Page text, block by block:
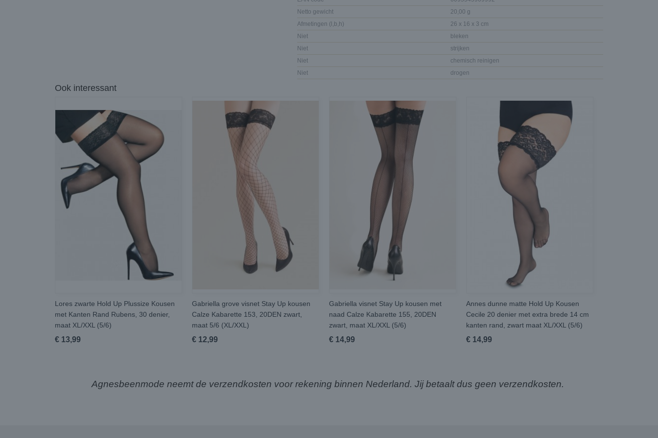
Netto gewicht
20,00 g
Afmetingen (l,b,h)
26 x 16 x 3 cm
Niet
bleken
Niet
strijken
Niet
chemisch reinigen
Niet
drogen
Ook interessant
Lores zwarte Hold Up Plussize Kousen
met Kanten Rand Rubens, 30 denier,
maat XL/XXL (5/6)
€ 13,99
Gabriella grove visnet Stay Up kousen
Calze Kabarette 153, 20DEN zwart,
maat 5/6 (XL/XXL)
€ 12,99
Gabriella visnet Stay Up kousen met
naad Calze Kabarette 155, 20DEN
zwart, maat XL/XXL (5/6)
€ 14,99
Annes dunne matte Hold Up Kousen
Cecile 20 denier met extra brede 14 cm
kanten rand, zwart maat XL/XXL (5/6)
€ 14,99
Agnesbeenmode neemt de verzendkosten voor rekening binnen Nederland. Jij betaalt dus geen verzendkosten.